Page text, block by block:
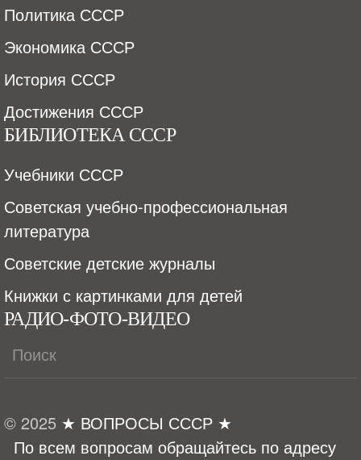
Политика СССР
Экономика СССР
История СССР
Достижения СССР
БИБЛИОТЕКА СССР
Учебники СССР
Советская учебно-профессиональная
литература
Советские детские журналы
Книжки с картинками для детей
РАДИО-ФОТО-ВИДЕО
© 2025 ★ ВОПРОСЫ СССР ★
По всем вопросам обращайтесь по адресу